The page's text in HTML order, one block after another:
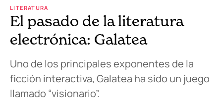
LITERATURA
El pasado de la literatura
electrónica: Galatea
Uno de los principales exponentes de la
ficción interactiva, Galatea ha sido un juego
llamado “visionario”.